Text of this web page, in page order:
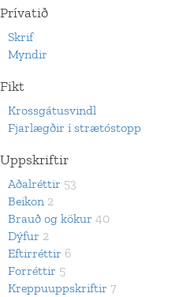
Prívatið
Skrif
Myndir
Fikt
Krossgátusvindl
Fjarlægðir í strætóstopp
Uppskriftir
Aðalréttir 53
Beikon 2
Brauð og kökur 40
Dýfur 2
Eftirréttir 6
Forréttir 5
Kreppuuppskriftir 7